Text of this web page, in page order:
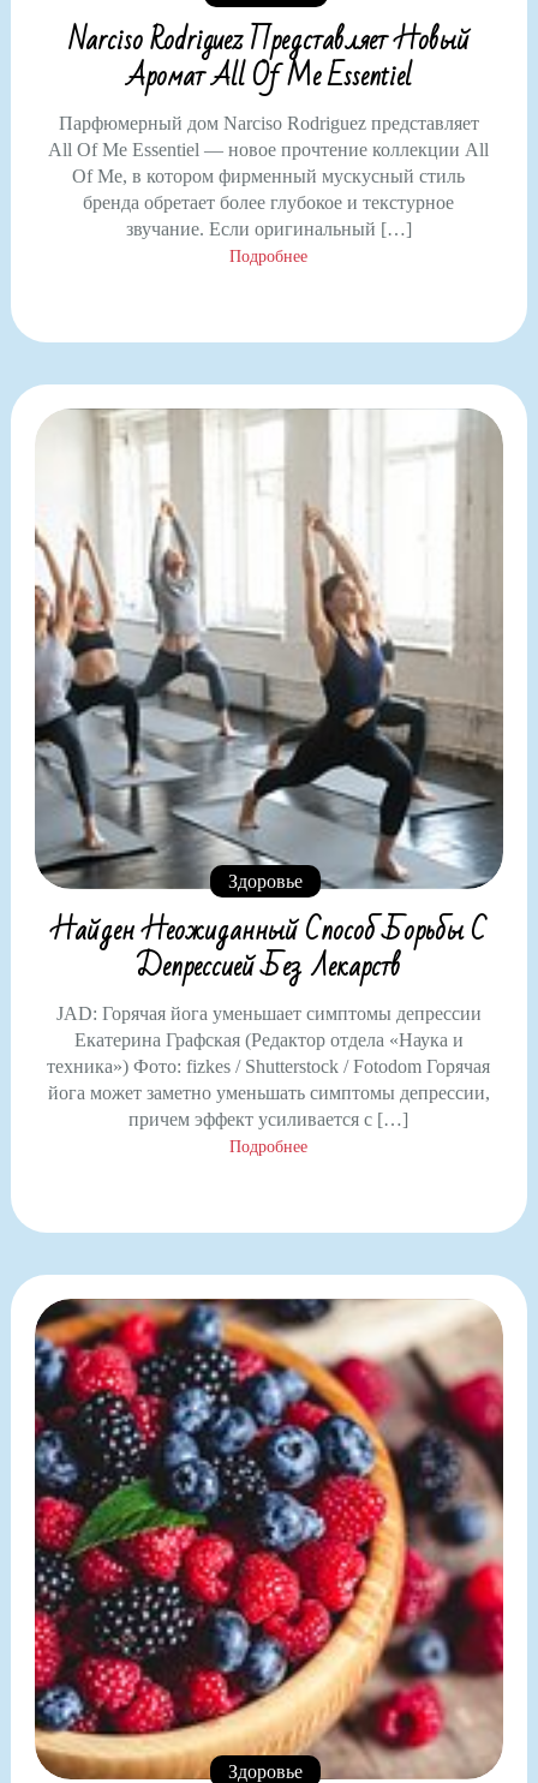
Narciso Rodriguez Представляет Новый
Аромат All Of Me Essentiel
Парфюмерный дом Narciso Rodriguez представляет
All Of Me Essentiel — новое прочтение коллекции All
Of Me, в котором фирменный мускусный стиль
бренда обретает более глубокое и текстурное
звучание. Если оригинальный […]
Подробнее
Здоровье
Найден Неожиданный Способ Борьбы С
Депрессией Без Лекарств
JAD: Горячая йога уменьшает симптомы депрессии
Екатерина Графская (Редактор отдела «Наука и
техника») Фото: fizkes / Shutterstock / Fotodom Горячая
йога может заметно уменьшать симптомы депрессии,
причем эффект усиливается с […]
Подробнее
Здоровье